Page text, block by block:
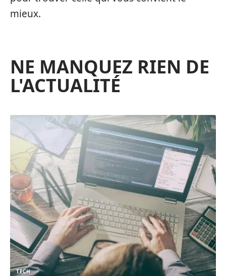
mieux.
NE MANQUEZ RIEN DE
L'ACTUALITÉ
TECH